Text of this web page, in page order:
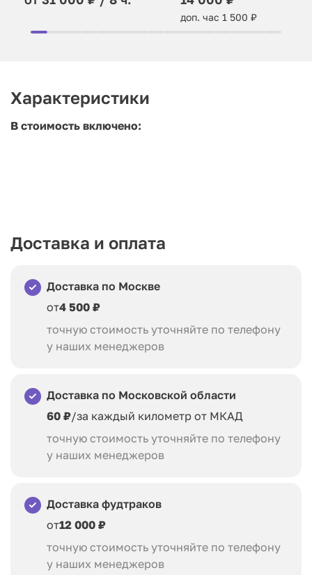
доп. час 1 500 ₽
Характеристики
В стоимость включено:
Доставка и оплата
Доставка по Москве
от4 500 ₽
точную стоимость уточняйте по телефону
у наших менеджеров
Доставка по Московской области
60 ₽/за каждый километр от МКАД
точную стоимость уточняйте по телефону
у наших менеджеров
Доставка фудтраков
от12 000 ₽
точную стоимость уточняйте по телефону
у наших менеджеров